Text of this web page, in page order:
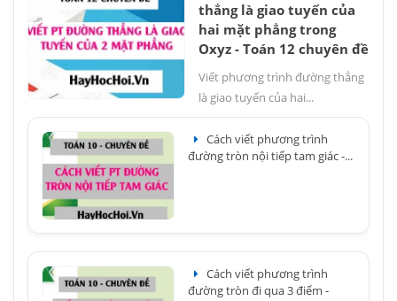
thẳng là giao tuyến của
hai mặt phẳng trong
Oxyz - Toán 12 chuyên đề
Viết phương trình đường thẳng
là giao tuyến của hai...
Cách viết phương trình
đường tròn nội tiếp tam giác -...
Cách viết phương trình
đường tròn đi qua 3 điểm -